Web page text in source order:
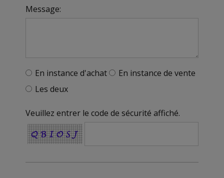
Message:
En instance d'achat
En instance de vente
Les deux
Veuillez entrer le code de sécurité affiché.